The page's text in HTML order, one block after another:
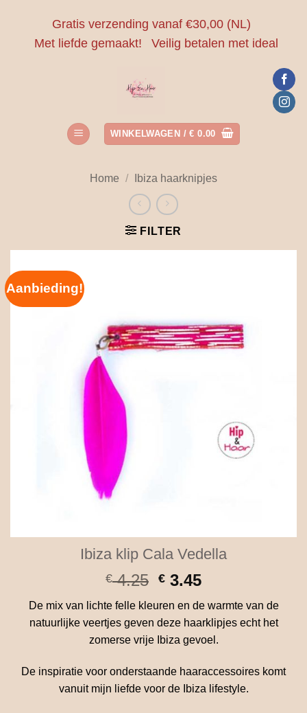
Gratis verzending vanaf €30,00 (NL)
Met liefde gemaakt!
Veilig betalen met ideal
WINKELWAGEN /€ 0.00
Home / Ibiza haarknipjes
FILTER
Aanbieding!
Ibiza klip Cala Vedella
€4.25 Oorspronkelijke
was:
€ 4.25.
€ 3.45Huidige
is:
€ 3.45.
De mix van lichte felle kleuren en de warmte van de
natuurlijke veertjes geven deze haarklipjes echt het
zomerse vrije Ibiza gevoel.
De inspiratie voor onderstaande haaraccessoires komt
vanuit mijn liefde voor de Ibiza lifestyle.